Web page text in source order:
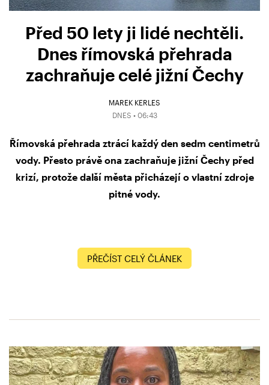
Před 50 lety ji lidé nechtěli.
Dnes římovská přehrada
zachraňuje celé jižní Čechy
MAREK KERLES
DNES • 06:43
Římovská přehrada ztrácí každý den sedm centimetrů
vody. Přesto právě ona zachraňuje jižní Čechy před
krizí, protože další města přicházejí o vlastní zdroje
pitné vody.
PŘEČÍST CELÝ ČLÁNEK